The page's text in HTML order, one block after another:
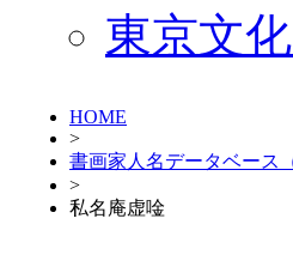
東京文
HOME
>
書画家人名データベース
>
私名庵虚唫